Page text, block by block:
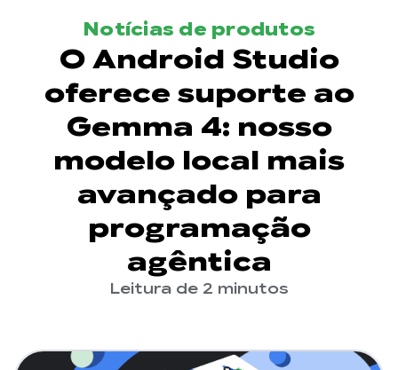
Notícias de produtos
O Android Studio
oferece suporte ao
Gemma 4: nosso
modelo local mais
avançado para
programação
agêntica
Leitura de 2 minutos